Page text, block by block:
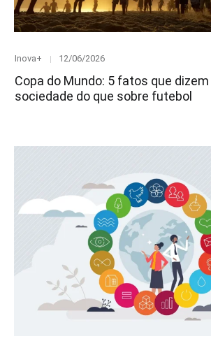
Category
Inova+
Posted
12/06/2026
Copa do Mundo: 5 fatos que
sociedade do que sobre futebol